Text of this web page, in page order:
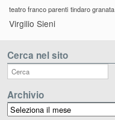
teatro franco parenti tindaro granata
Virgilio Sieni
Cerca nel sito
Archivio
Archivio